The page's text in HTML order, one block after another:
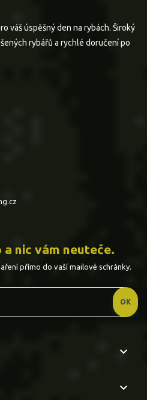
váš úspěšný den na rybách. Široký
rybářů a rychlé doručení po
nic vám neuteče.
přímo do vaší mailové schránky.
keyboard_arrow_down
keyboard_arrow_down